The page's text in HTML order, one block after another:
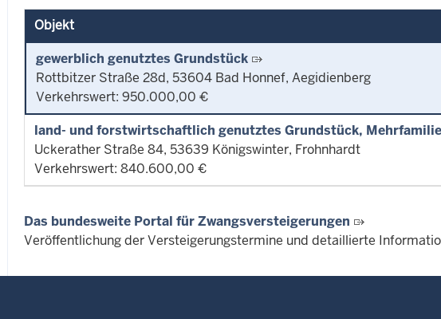
Objekt
gewerblich genutztes Grundstück
Rottbitzer Straße 28d, 53604 Bad Honnef, Aegidienberg
Verkehrswert: 950.000,00 €
land- und forstwirtschaftlich genutztes Grundstück,
Uckerather Straße 84, 53639 Königswinter, Frohnhardt
Verkehrswert: 840.600,00 €
Das bundesweite Portal für Zwangsversteigerungen
Veröffentlichung der Versteigerungstermine und detaillierte